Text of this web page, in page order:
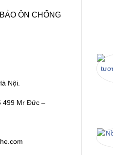
ÔN CHỐNG
Nội.
499 Mr Đức –